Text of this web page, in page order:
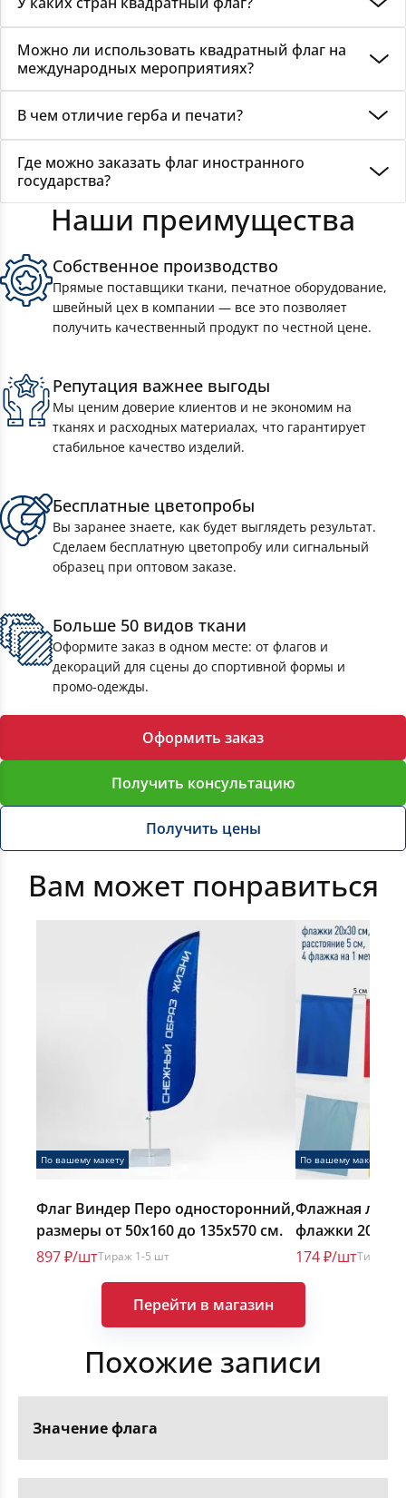
Швейцарии и Ватикане.
Можно ли использовать квадратный флаг на
международных мероприятиях?
международных событиях применяются
государственные символы в утверждённом формате.
В чем отличие герба и печати?
служит средством удостоверения документов, но может
воспроизводить изображение герба в установленной
форме.
Где можно заказать флаг иностранного
государства?
Интерес к государственной символике возрастает в
преддверии национальных праздников и
международных мероприятий. Заказать флаг
иностранного государства можно на сайте «
Для уличного размещения подходят износостойкие
ткани, для интерьеров — более лёгкие варианты с
точной цветопередачей. Используется техника
«вплавляется» в структуру ткани.
Наши преимущества
Собственное производство
Прямые поставщики ткани, печатное оборудование,
швейный цех в компании — все это позволяет
получить качественный продукт по честной цене.
Репутация важнее выгоды
Мы ценим доверие клиентов и не экономим на
тканях и расходных материалах, что гарантирует
стабильное качество изделий.
Бесплатные цветопробы
Вы заранее знаете, как будет выглядеть результат.
Сделаем бесплатную цветопробу или сигнальный
образец при оптовом заказе.
Больше 50 видов ткани
Оформите заказ в одном месте: от флагов и
декораций для сцены до спортивной формы и
промо-одежды.
Оформить заказ
Получить консультацию
Получить цены
Вам может понравиться
По вашему макету
Флаг Виндер Перо односторонний,
размеры от 50х160 до 135х570 см.
897 ₽/штТираж 1-5 шт
По вашему макету
Флажная
флажки 20х30
шт. на метр
174 ₽/штТираж
Перейти в магазин
Похожие записи
Значение флага